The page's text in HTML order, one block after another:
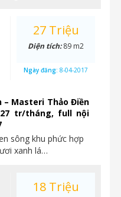
– Masteri Thảo Điền
27 tr/tháng, full nội
sông khu phức hợp
xanh lá…
27 Triệu
Diện tích:89 m2
Ngày đăng: 8-04-2017
18 Triệu